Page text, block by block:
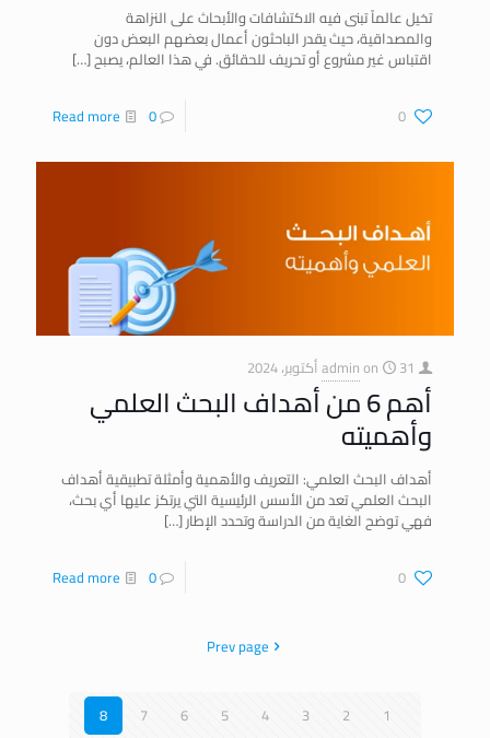
تخيل عالماً تبنى فيه الاكتشافات والأبحاث على النزاهة
والمصداقية، حيث يقدر الباحثون أعمال بعضهم البعض دون
اقتباس غير مشروع أو تحريف للحقائق. في هذا العالم، يصبح[…]
0
0
Read more
adminon 31 أكتوبر، 2024
أهم 6 من أهداف البحث العلمي
وأهميته
أهداف البحث العلمي: التعريف والأهمية وأمثلة تطبيقية أهداف
البحث العلمي تعد من الأسس الرئيسية التي يرتكز عليها أي بحث،
فهي توضح الغاية من الدراسة وتحدد الإطار[…]
0
0
Read more
Prev page
1
2
3
4
5
6
7
8